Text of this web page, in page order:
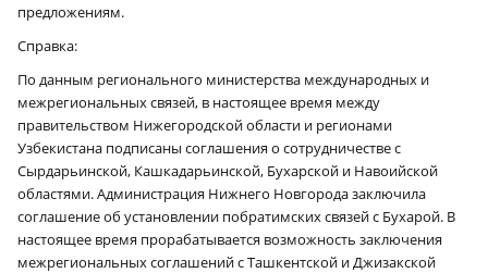
предложениям.
Справка:
По данным регионального министерства международных и
межрегиональных связей, в настоящее время между
правительством Нижегородской области и регионами
Узбекистана подписаны соглашения о сотрудничестве с
Сырдарьинской, Кашкадарьинской, Бухарской и Навоийской
областями. Администрация Нижнего Новгорода заключила
соглашение об установлении побратимских связей с Бухарой. В
настоящее время прорабатывается возможность заключения
межрегиональных соглашений с Ташкентской и Джизакской